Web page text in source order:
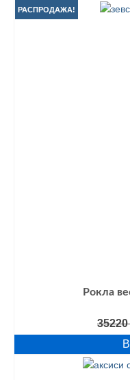
РАСПРОДАЖА!
Рокла
35220